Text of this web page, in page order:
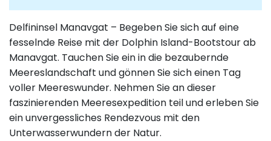
Delfininsel Manavgat – Begeben Sie sich auf eine
fesselnde Reise mit der Dolphin Island-Bootstour ab
Manavgat. Tauchen Sie ein in die bezaubernde
Meereslandschaft und gönnen Sie sich einen Tag
voller Meereswunder. Nehmen Sie an dieser
faszinierenden Meeresexpedition teil und erleben Sie
ein unvergessliches Rendezvous mit den
Unterwasserwundern der Natur.